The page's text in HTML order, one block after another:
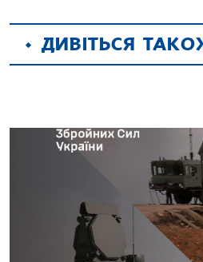
ДИВІТЬСЯ